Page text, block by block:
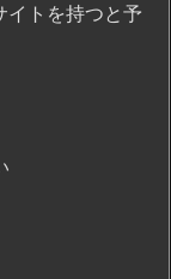
イトを持つと予